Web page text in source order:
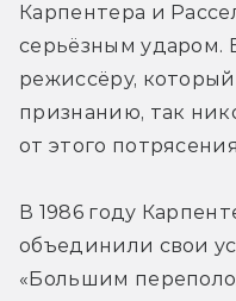
Карпентера и
серьёзным ударом.
режиссёру,
признанию, так
от этого
В 1986 году
объединили свои
«Большим